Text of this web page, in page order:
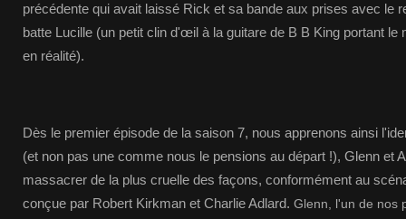
précédente qui avait laissé Rick et sa bande aux prises avec le
batte Lucille (un petit clin d'œil à la guitare de B B King portant
en réalité).
Dès le premier épisode de la saison 7, nous apprenons ainsi
(et non pas une comme nous le pensions au départ !), Glenn et
massacrer de la plus cruelle des façons, conformément au
conçue par Robert Kirkman et Charlie Adlard. Glenn, l'un de nos